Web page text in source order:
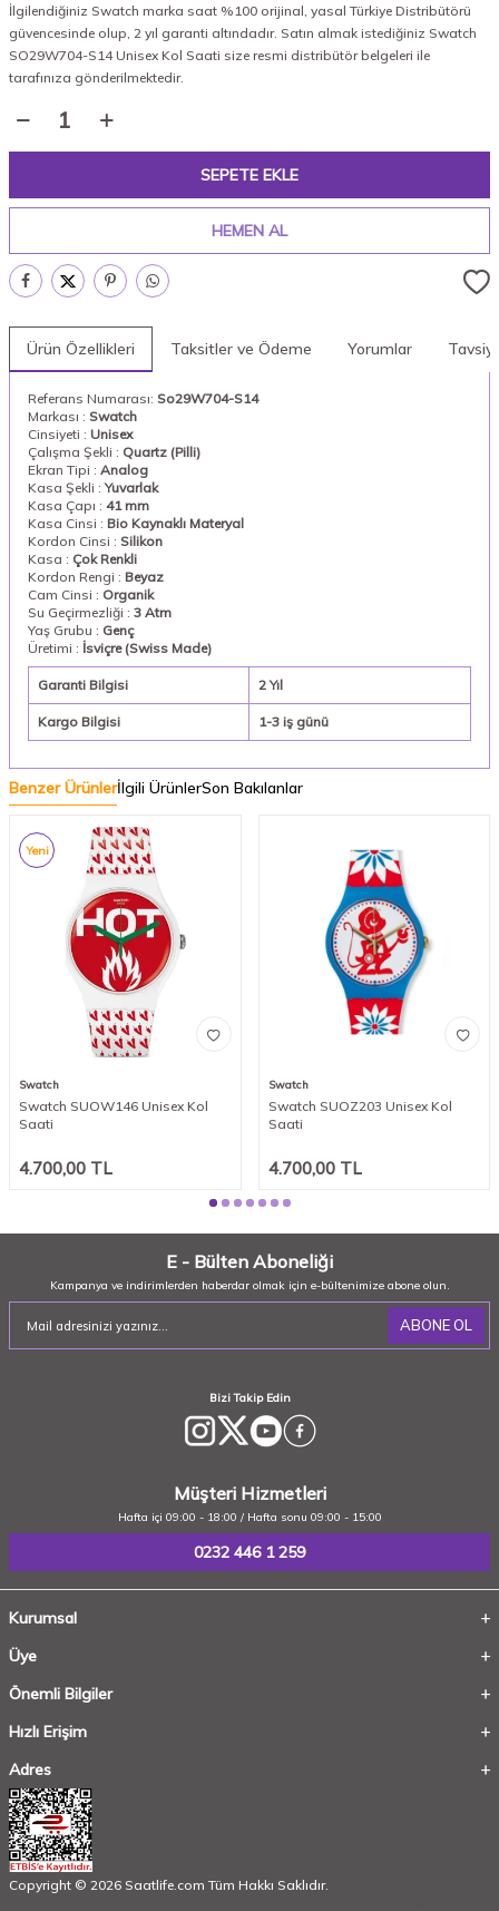
İlgilendiğiniz Swatch marka saat %100 orijinal, yasal Türkiye Distribütörü
güvencesinde olup, 2 yıl garanti altındadır. Satın almak istediğiniz Swatch
SO29W704-S14 Unisex Kol Saati size resmi distribütör belgeleri ile
tarafınıza gönderilmektedir.
SEPETE EKLE
HEMEN AL
Ürün Özellikleri Taksitler ve Ödeme Yorumlar
Referans Numarası: So29W704-S14
Markası : Swatch
Cinsiyeti : Unisex
Çalışma Şekli : Quartz (Pilli)
Ekran Tipi : Analog
Kasa Şekli :Yuvarlak
Kasa Çapı : 41 mm
Kasa Cinsi : Bio Kaynaklı Materyal
Kordon Cinsi : Silikon
Kasa : Çok Renkli
Kordon Rengi : Beyaz
Cam Cinsi : Organik
Su Geçirmezliği : 3 Atm
Yaş Grubu : Genç
Üretimi : İsviçre (Swiss Made)
Garanti Bilgisi 2 Yıl
Kargo Bilgisi 1-3 iş günü
Benzer Ürünlerİlgili ÜrünlerSon Bakılanlar
Yeni
Swatch
Swatch SUOW146 Unisex Kol
Saati
4.700,00 TL
Swatch
Swatch SUOZ203 Unisex Kol
Saati
4.700,00TL
E - Bülten Aboneliği
Kampanya ve indirimlerden haberdar olmak için e-bültenimize abone olun.
ABONE OL
Bizi Takip Edin
Müşteri Hizmetleri
Hafta içi 09:00 - 18:00 / Hafta sonu 09:00 - 15:00
0232 446 1 259
Kurumsal
Üye
Önemli Bilgiler
Hızlı Erişim
Adres
Copyright © 2026 Saatlife.com Tüm Hakkı Saklıdır.